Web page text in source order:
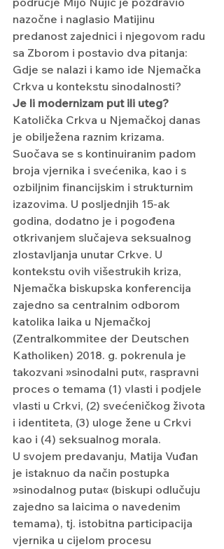
nazočne i naglasio Matijinu
predanost zajednici i njegovom radu
sa Zborom i postavio dva pitanja:
Gdje se nalazi i kamo ide Njemačka
Crkva u kontekstu sinodalnosti?
Je li modernizam put ili uteg?
Katolička Crkva u Njemačkoj danas
je obilježena raznim krizama.
Suočava se s kontinuiranim padom
broja vjernika i svećenika, kao i s
ozbiljnim financijskim i strukturnim
izazovima. U posljednjih 15-ak
godina, dodatno je i pogođena
otkrivanjem slučajeva seksualnog
zlostavljanja unutar Crkve. U
kontekstu ovih višestrukih kriza,
Njemačka biskupska konferencija
zajedno sa centralnim odborom
katolika laika u Njemačkoj
(Zentralkommitee der Deutschen
Katholiken) 2018. g. pokrenula je
takozvani »sinodalni put«, raspravni
proces o temama (1) vlasti i podjele
vlasti u Crkvi, (2) svećeničkog života
i identiteta, (3) uloge žene u Crkvi
kao i (4) seksualnog morala.
U svojem predavanju, Matija Vuđan
je istaknuo da način postupka
»sinodalnog puta« (biskupi odlučuju
zajedno sa laicima o navedenim
temama), tj. istobitna participacija
vjernika u cijelom procesu